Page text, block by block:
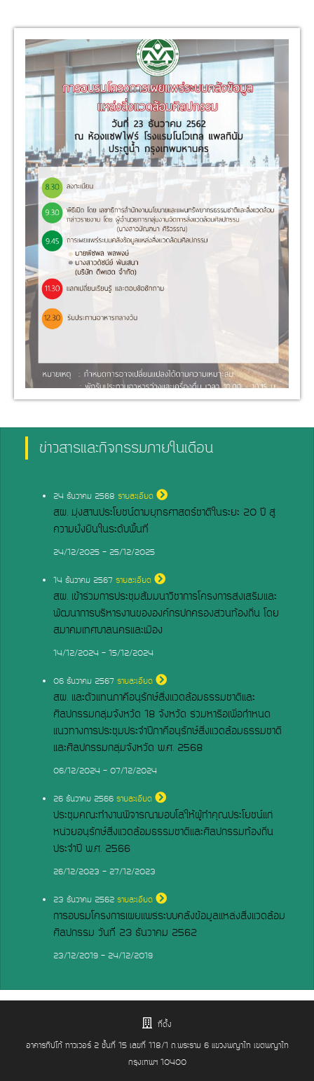
ข่าวสารและกิจกรรมภายในเดือน
24 ธันวาคม 2568 รายละเอียด
สผ. มุ่งสานประโยชน์ตามยุทธศาสตร์ชาติในระยะ 20 ปี สู่
ความยั่งยืนในระดับพื้นที่
24/12/2025 - 25/12/2025
14 ธันวาคม 2567 รายละเอียด
สผ. เข้าร่วมการประชุมสัมมนาวิชาการโครงการส่งเสริมและ
พัฒนาการบริหารงานขององค์กรปกครองส่วนท้องถิ่น โดย
สมาคมเทศบาลนครและเมือง
14/12/2024 - 15/12/2024
06 ธันวาคม 2567 รายละเอียด
สผ. และตัวแทนภาคีอนุรักษ์สิ่งแวดล้อมธรรมชาติและ
ศิลปกรรมกลุ่มจังหวัด 18 จังหวัด ร่วมหารือเพื่อกำหนด
แนวทางการประชุมประจำปีภาคีอนุรักษ์สิ่งแวดล้อมธรรมชาติ
และศิลปกรรมกลุ่มจังหวัด พ.ศ. 2568
06/12/2024 - 07/12/2024
26 ธันวาคม 2566 รายละเอียด
ประชุมคณะทำงานพิจารณามอบโล่ให้ผู้ทำคุณประโยชน์แก่
หน่วยอนุรักษ์สิ่งแวดล้อมธรรมชาติและศิลปกรรมท้องถิ่น
ประจำปี พ.ศ. 2566
26/12/2023 - 27/12/2023
23 ธันวาคม 2562 รายละเอียด
การอบรมโครงการเผยแพร่ระบบคลังข้อมูลแหล่งสิ่งแวดล้อม
ศิลปกรรม วันที่ 23 ธันวาคม 2562
23/12/2019 - 24/12/2019
ที่ตั้ง
อาคารทิปโก้ ทาวเวอร์ 2 ชั้นที่ 15 เลขที่ 118/1 ถ.พระราม 6 แขวงพญาไท เขตพญาไท
กรุงเทพฯ 10400